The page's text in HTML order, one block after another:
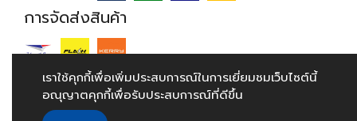
การจัดส่งสินค้า
© 2018 Hardwarehouse.co.th. All Rights Reserved.
เราใช้คุกกี้เพื่อเพิ่มประสบการณ์ในการเยี่ยมชมเว็บไซต์นี้
อณุญาตคุกกี้เพื่อรับประสบการณ์ที่ดีขึ้น